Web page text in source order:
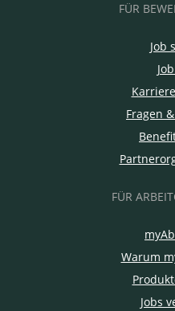
FÜR
Job
Fragen
FÜR
Warum
Jobs